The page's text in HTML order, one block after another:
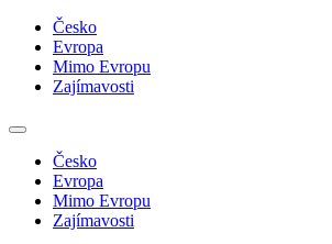
Česko
Evropa
Mimo Evropu
Zajímavosti
Česko
Evropa
Mimo Evropu
Zajímavosti